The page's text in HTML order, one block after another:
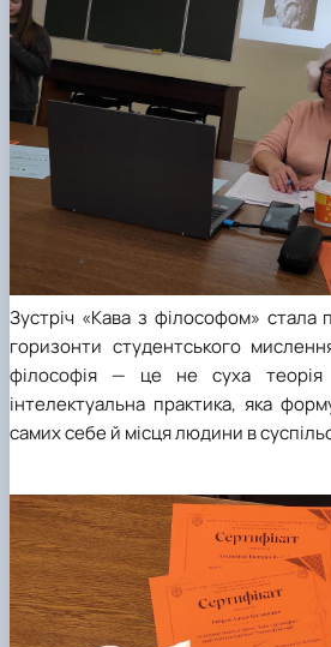
Зустріч «Кава з філософом» стала
горизонти студентського
філософія — це не суха теорія
інтелектуальна практика, яка
самих себе й місця людини в